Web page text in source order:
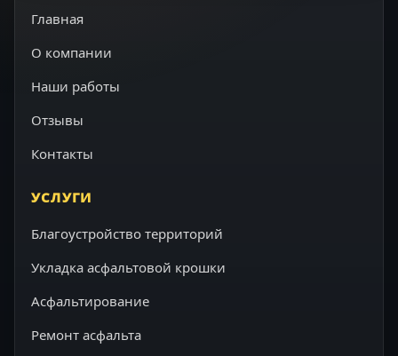
Главная
О компании
Наши работы
Отзывы
Контакты
УСЛУГИ
Благоустройство территорий
Укладка асфальтовой крошки
Асфальтирование
Ремонт асфальта